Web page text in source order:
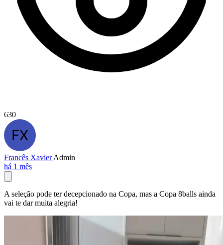
630
Francês XavierAdmin
há 1 mês
A seleção pode ter decepcionado na Copa, mas a Copa 8balls ainda
vai te dar muita alegria!